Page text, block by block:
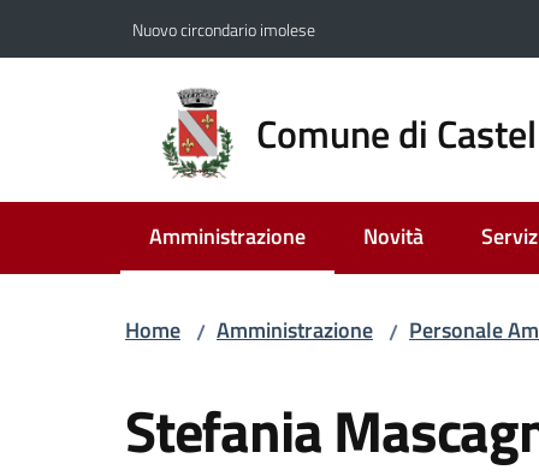
Nuovo circondario imolese
Comune di
Amministrazione
Menu selezionato Novità
Home / Amministrazione / Personale
Stefania